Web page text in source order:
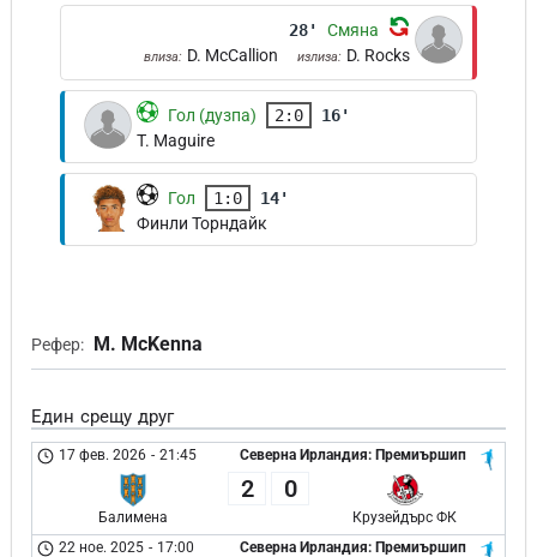
28' Смяна
влиза: D. McCallion излиза: D. Rocks
Гол (дузпа) 2:0
16'
T. Maguire
Гол 1:0
14'
Финли Торндайк
Рефер: M. McKenna
Един срещу друг
Северна Ирландия: Премиършип
17 фев. 2026 - 21:45
Балимена
2 0
Крузейдърс ФК
Северна Ирландия: Премиършип
22 ное. 2025 - 17:00